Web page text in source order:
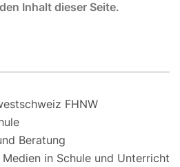
Inhalt dieser Seite.
FHNW
Beratung
in Schule und Unterricht